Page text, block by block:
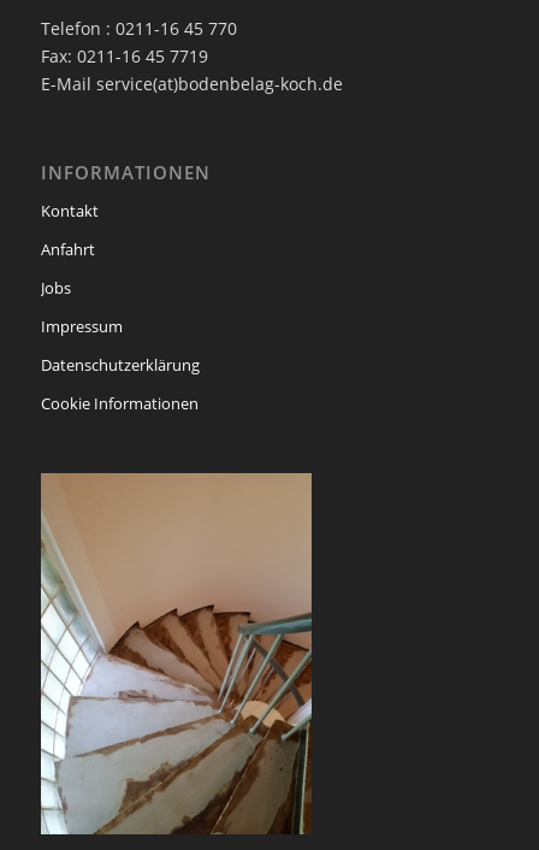
Telefon : 0211-16 45 770
Fax: 0211-16 45 7719
E-Mail service(at)bodenbelag-koch.de
INFORMATIONEN
Kontakt
Anfahrt
Jobs
Impressum
Datenschutzerklärung
Cookie Informationen